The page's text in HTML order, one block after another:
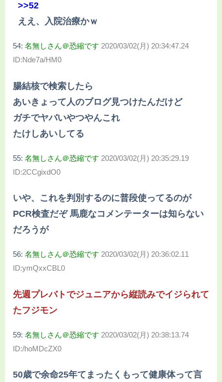
>>52
ええ、入院治療かｗ
54: 名無しさん＠恐縮です 2020/03/02(月) 20:34:47.24
ID:Nde7a/HM0
腸結核で検索したら
あいきょって人のブログ見つけたんだけど
ガチでヤバいやつやんこれ
たけしあいしてる
55: 名無しさん＠恐縮です 2020/03/02(月) 20:35:29.19
ID:2CCgixdO0
いや、これを判別するのに普段使ってるのが
PCR検査だぞ 馬鹿なコメンテーターは知らない
だろうが
56: 名無しさん＠恐縮です 2020/03/02(月) 20:36:02.11
ID:ymQxxCBL0
先週プレバトでジュニアから縦読みでイジられて
たフジモン
59: 名無しさん＠恐縮です 2020/03/02(月) 20:38:13.74
ID:/hoMDcZX0
50歳で余命25年てまったくもって健康体って言